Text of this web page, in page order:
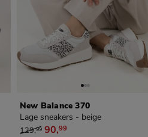
New Balance 370
Lage sneakers - beige
van € 129,99 voor € 90,99
129,99 90,99